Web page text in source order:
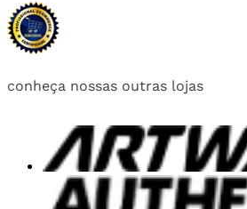
conheça nossas outras lojas